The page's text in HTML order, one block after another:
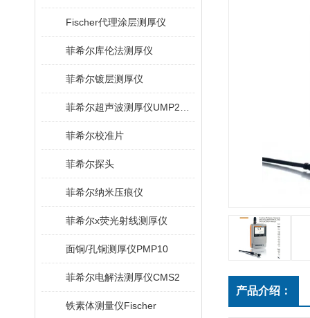
Fischer代理涂层测厚仪
菲希尔库伦法测厚仪
菲希尔镀层测厚仪
菲希尔校准片
菲希尔探头
菲希尔纳米压痕仪
菲希尔x荧光射线测厚仪
面铜/孔铜测厚仪PMP10
菲希尔电解法测厚仪CMS2
铁素体测量仪Fischer
产品介绍：